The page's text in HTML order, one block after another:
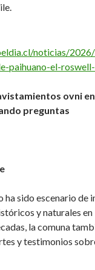
noticias/
paihuano-el-
ovni
preguntas
ha sido escenario de
y naturales
la comuna
y testimonios